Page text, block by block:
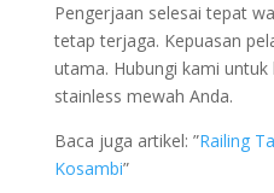
Pengerjaan selesai tepat
tetap terjaga. Kepuasan
utama. Hubungi kami
stainless mewah Anda.
Baca juga artikel: ”Railing
Kosambi”